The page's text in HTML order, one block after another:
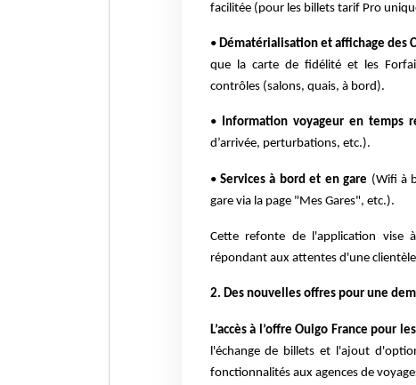
facilitée (pour les billets tarif Pro
• Dématérialisation et affichage des
que la carte de fidélité et les
contrôles (salons, quais, à bord).
• Information voyageur en temps
d’arrivée, perturbations, etc.).
•Services à bord et en gare (Wifi à
gare via la page "Mes Gares", etc.).
Cette refonte de l'application vise
répondant aux attentes d'une
2. Des nouvelles offres pour une
L’accès à l’offre Ouigo France pour
l'échange de billets et l'ajout
fonctionnalités aux agences de